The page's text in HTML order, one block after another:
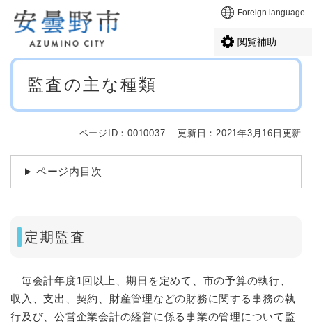
メニューを飛ばして本文へ Foreign language
閲覧補助
本
監査の主な種類
ページID：0010037 更新日：2021年3月16日更新
ページ内目次
定期監査
毎会計年度1回以上、期日を定めて、市の予算の執行、
収入、支出、契約、財産管理などの財務に関する事務の執
行及び、公営企業会計の経営に係る事業の管理について監